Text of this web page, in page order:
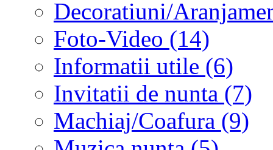
Decoratiuni/
Foto-Video (14)
Informatii utile (6)
Invitatii de nunta (7)
Machiaj/Coafura (9)